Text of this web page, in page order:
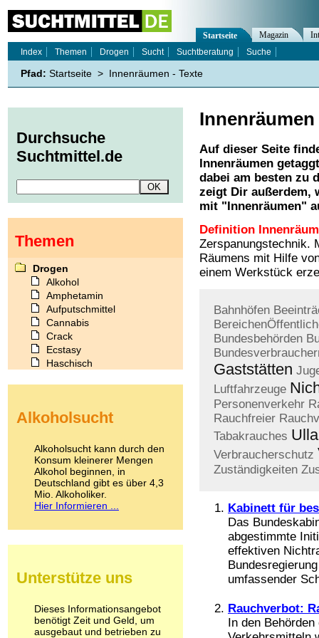
Innenräumen
Auf dieser Seite
Innenräumen
dabei am besten zu
zeigt Dir außerdem,
mit " Innenräumen"
Definition
Zerspanungstechnik.
Räumens mit Hilfe
einem Werkstück
Bahnhöfen
Bundesbehörden
Gaststätten
Luftfahrzeuge
Personenverkehr
Rauchfreier
Tabakrauches Ulla
Verbraucherschutz
Zuständigkeiten
Kabinett für
Das
abgestimmte
effektiven
umfassender
Rauchverbot:
In den
Startseite Magazin
Index
Themen Drogen Sucht Suchtberatung Suche
Pfad: Startseite > Innenräumen - Texte
Durchsuche
Suchtmittel.de
Themen
Drogen
Alkohol
Amphetamin
Aufputschmittel
Cannabis
Crack
Ecstasy
Haschisch
Kokain
LSD
Marihuana
Medikamente
Meskalin
Metamphetamin
Methadon
Pilze
Psychopharmaka
Schlafmittel
Schmerzmittel
Alkoholsucht
Alkoholsucht kann durch den
Konsum kleinerer Mengen
Alkohol beginnen, in
Deutschland gibt es über 4,3
Mio. Alkoholiker.
Hier Informieren ...
Unterstütze uns
Dieses Informationsangebot
benötigt Zeit und Geld, um
ausgebaut und betrieben zu